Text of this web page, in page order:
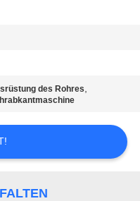
des Rohres,